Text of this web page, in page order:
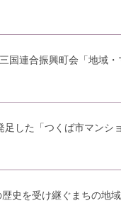
連合振興町会「地域
した「つくば市マンシ
史を受け継ぐまちの地